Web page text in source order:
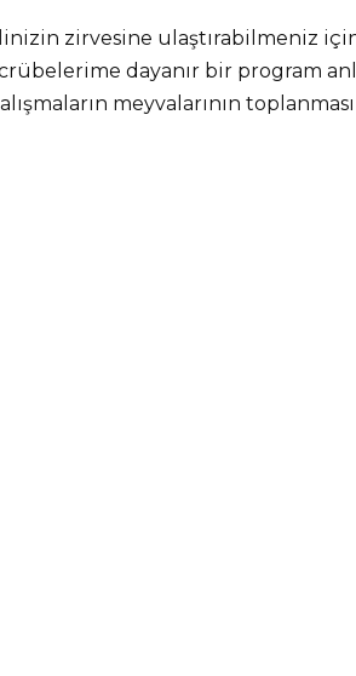
zirvesine ulaştırabilmeniz
dayanır bir program
meyvalarının